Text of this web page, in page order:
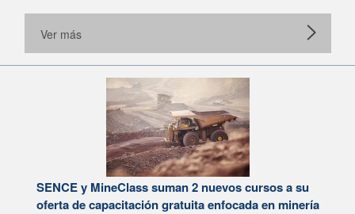
Ver más
SENCE y MineClass suman 2 nuevos cursos a su
oferta de capacitación gratuita enfocada en minería